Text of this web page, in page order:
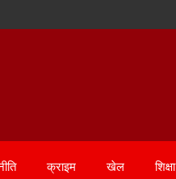
क्राइम खेल शिक्षा